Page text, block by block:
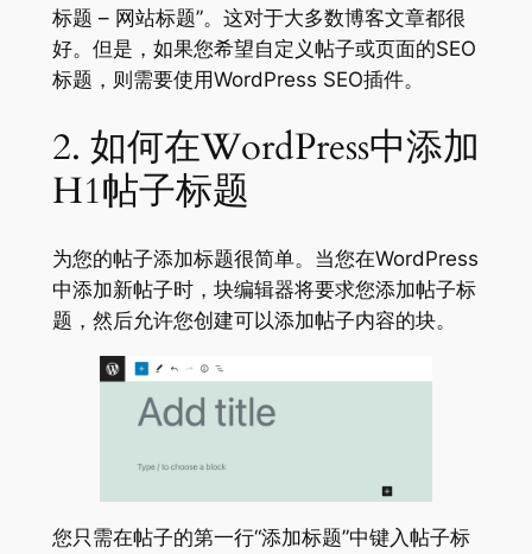
标题 – 网站标题”。这对于大多数博客文章都很
好。但是，如果您希望自定义帖子或页面的SEO
标题，则需要使用WordPress SEO插件。
2. 如何在WordPress中添加
H1帖子标题
为您的帖子添加标题很简单。当您在WordPress
中添加新帖子时，块编辑器将要求您添加帖子标
题，然后允许您创建可以添加帖子内容的块。
您只需在帖子的第一行“添加标题”中键入帖子标